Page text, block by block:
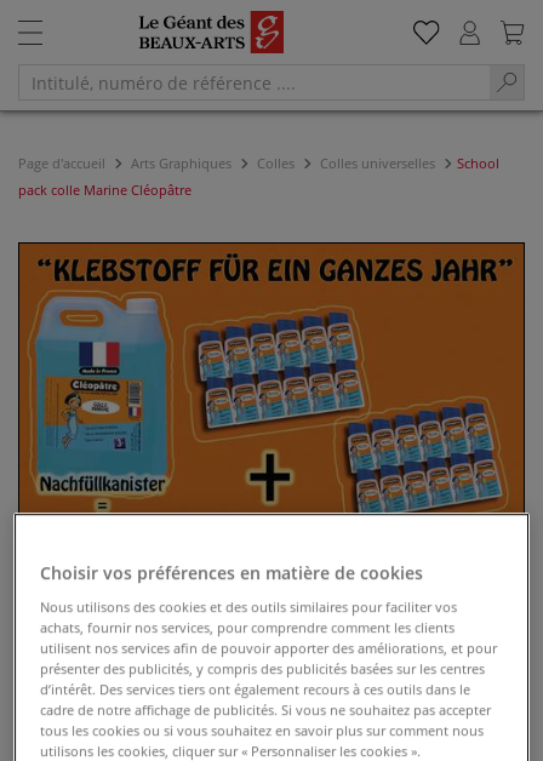
Page d'accueil Arts Graphiques Colles Colles universelles
School
pack colle Marine Cléopâtre
Choisir vos préférences en matière de cookies
Nous utilisons des cookies et des outils similaires pour faciliter vos
achats, fournir nos services, pour comprendre comment les clients
utilisent nos services afin de pouvoir apporter des améliorations, et pour
présenter des publicités, y compris des publicités basées sur les centres
d’intérêt. Des services tiers ont également recours à ces outils dans le
cadre de notre affichage de publicités. Si vous ne souhaitez pas accepter
tous les cookies ou si vous souhaitez en savoir plus sur comment nous
utilisons les cookies, cliquer sur « Personnaliser les cookies ».